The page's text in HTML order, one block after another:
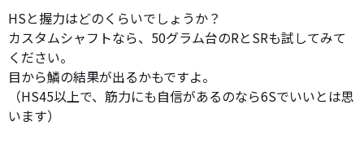
HSと握力はどのくらいでしょうか？
カスタムシャフトなら、50グラム台のRとSRも試してみて
ください。
目から鱗の結果が出るかもですよ。
（HS45以上で、筋力にも自信があるのなら6Sでいいとは思
います）